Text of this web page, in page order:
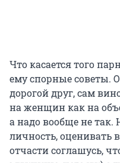
Что касается того
ему спорные советы.
дорогой друг, сам
на женщин как на
а надо вообще не так.
личность, оценивать
отчасти соглашусь,